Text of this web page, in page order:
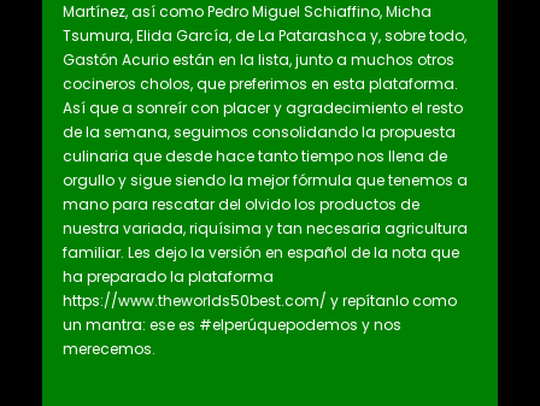
Martínez, así como Pedro Miguel Schiaffino, Micha
Tsumura, Elida García, de La Patarashca y, sobre todo,
Gastón Acurio están en la lista, junto a muchos otros
cocineros cholos, que preferimos en esta plataforma.
Así que a sonreír con placer y agradecimiento el resto
de la semana, seguimos consolidando la propuesta
culinaria que desde hace tanto tiempo nos llena de
orgullo y sigue siendo la mejor fórmula que tenemos a
mano para rescatar del olvido los productos de
nuestra variada, riquísima y tan necesaria agricultura
familiar. Les dejo la versión en español de la nota que
ha preparado la plataforma
https://www.theworlds50best.com/ y repítanlo como
un mantra: ese es #elperúquepodemos y nos
merecemos.